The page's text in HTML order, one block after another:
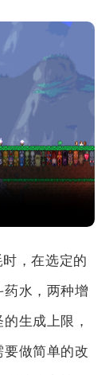
，在选定的
水，两种增
生成上限，
做简单的改